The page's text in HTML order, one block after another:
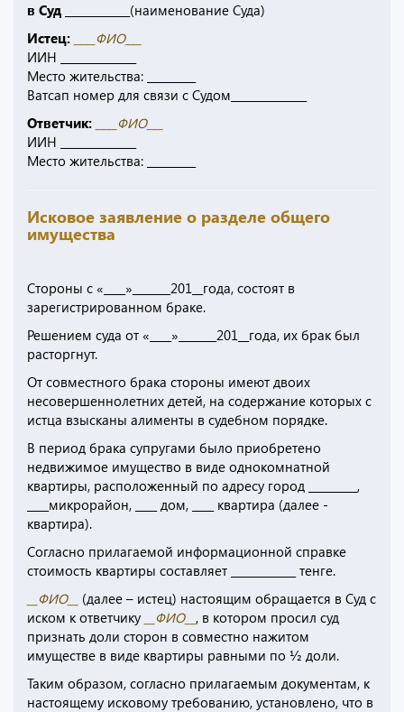
в Суд ____________ (наименование Суда)
Истец:
____ФИО___
ИИН ______________
Место жительства: _________
Ватсап номер для связи с Судом______________
Ответчик:
____ФИО___
ИИН ______________
Место жительства: _________
Исковое заявление о разделе общего
имущества
Стороны с «____»_______201__года, состоят в
зарегистрированном браке.
Решением суда от «____»_______201__года, их брак был
расторгнут.
От совместного брака стороны имеют двоих
несовершеннолетних детей, на содержание которых с
истца взысканы алименты в судебном порядке.
В период брака супругами было приобретено
недвижимое имущество в виде однокомнатной
квартиры, расположенный по адресу город _________,
____микрорайон, ____ дом, ____ квартира (далее -
квартира).
Согласно прилагаемой информационной справке
стоимость квартиры составляет ____________ тенге.
__ФИО__ (далее – истец) настоящим обращается в Суд с
иском к ответчику
__ФИО__ , в котором просил суд
признать доли сторон в совместно нажитом
имуществе в виде квартиры равными по ½ доли.
Таким образом, согласно прилагаемым документам, к
настоящему исковому требованию, установлено, что в